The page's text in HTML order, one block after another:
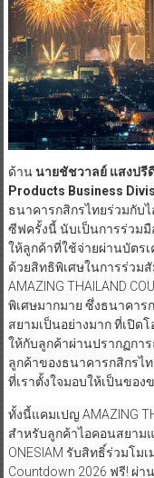
ด้านนายชัชวาลย์ แสงปรี
Products Business
ธนาคารกสิกรไทยร่วมกับ
ซีฟครั้งนี้ นับเป็นการร่วม
ให้ลูกค้าที่ใช้จ่ายผ่านบัตร
ด้วยสิทธิพิเศษในการร่วม
AMAZING THAILAND
พิเศษมากมาย ซึ่งธนาคา
สยามเป็นอย่างมาก ที่เปิด
ให้กับลูกค้าผ่านปรากฏกา
ลูกค้าของธนาคารกสิกรไ
ที่เราตั้งใจมอบให้เป็นขอ
ทั้งนี้แคมเปญ AMAZING
สำหรับลูกค้าไอคอนสยาม
ONESIAM รับสิทธิ์ร่วมโม
Countdown 2026 ฟรี! ผ่